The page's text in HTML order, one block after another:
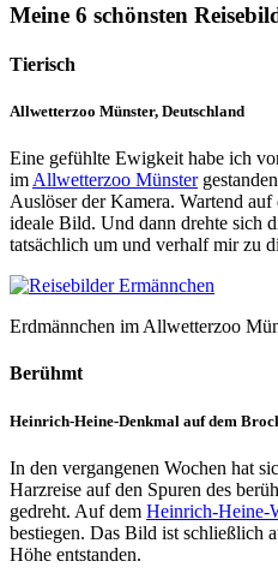
Meine 6 schönsten
Tierisch
Allwetterzoo Münster, Deutschland
Eine gefühlte Ewigkeit habe ich
im Allwetterzoo Münster
Auslöser der Kamera. Wartend
ideale Bild. Und dann drehte sich
tatsächlich um und verhalf mir zu
Erdmännchen im Allwetterzoo
Berühmt
Heinrich-Heine-Denkmal auf dem
In den vergangenen Wochen hat
Harzreise auf den Spuren des
gedreht. Auf dem Heinrich-Heine-
bestiegen. Das Bild ist schließlich
Höhe entstanden.